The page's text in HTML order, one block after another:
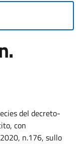
del decreto-
con
n.176, sullo